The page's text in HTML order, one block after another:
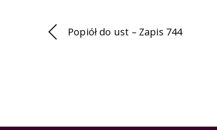
Popiół do ust – Zapis 744